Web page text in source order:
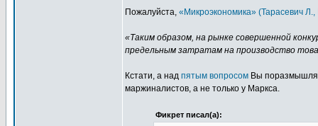
Пожалуйста, «Микроэкономика» (Тарасевич
«Таким образом, на рынке совершенной
предельным затратам на производство
Кстати, а над пятым вопросом Вы
маржиналистов, а не только у Маркса.
Фикрет писал(а):